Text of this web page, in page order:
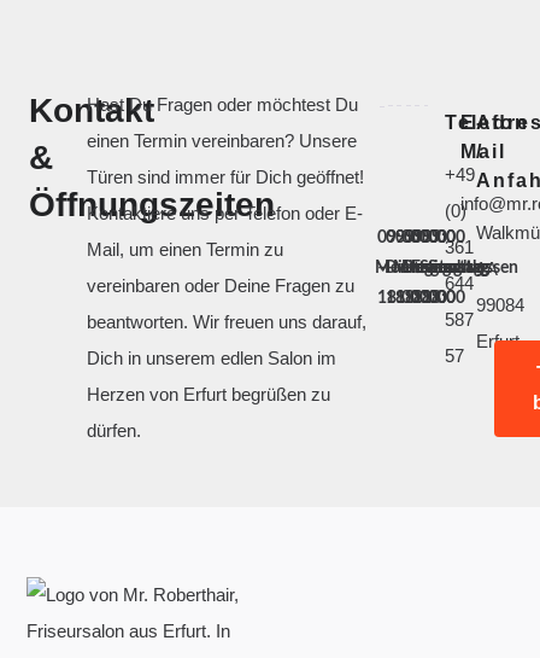
Kontakt
&
Öffnungszeiten
Hast Du Fragen oder möchtest Du
einen Termin vereinbaren? Unsere
Türen sind immer für Dich geöffnet!
Kontaktiere uns per Telefon oder E-
Mail, um einen Termin zu
vereinbaren oder Deine Fragen zu
beantworten. Wir freuen uns darauf,
Dich in unserem edlen Salon im
Herzen von Erfurt begrüßen zu
dürfen.
Montag
09:00
–
18:00
Dienstag
09:00
–
18:00
Mittwoch
09:00
–
18:00
Donnerstag
09:00
–
18:00
Freitag
09:00
–
18:00
Samstag
09:00
–
18:00
Sonntag
geschlossen
Telefon
+49
(0)
361
644
587
57
E-
Mail
/
1A
99084
Erfurt